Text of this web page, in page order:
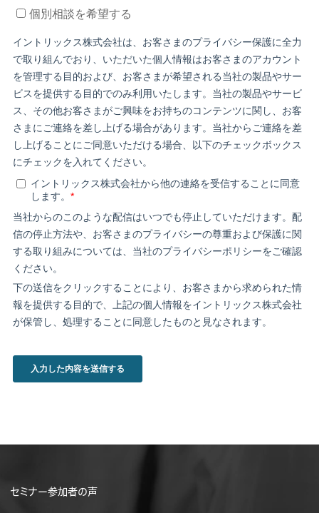
セミナー参加者の声